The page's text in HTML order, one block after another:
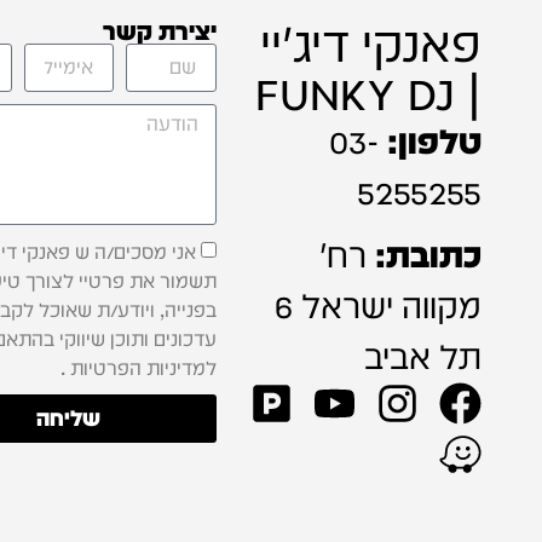
פאנקי דיג'יי
| FUNKY DJ
טלפון: 03-
5255255
כתובת: רח'
מקווה ישראל 6
תל אביב
יצירת קשר
אני מסכים/ה ש פאנקי
תשמור את פרטיי לצורך
בפנייה, ויודע/ת שאוכל
עדכונים ותוכן שיווקי
למדיניות הפרטיות .
שליחה